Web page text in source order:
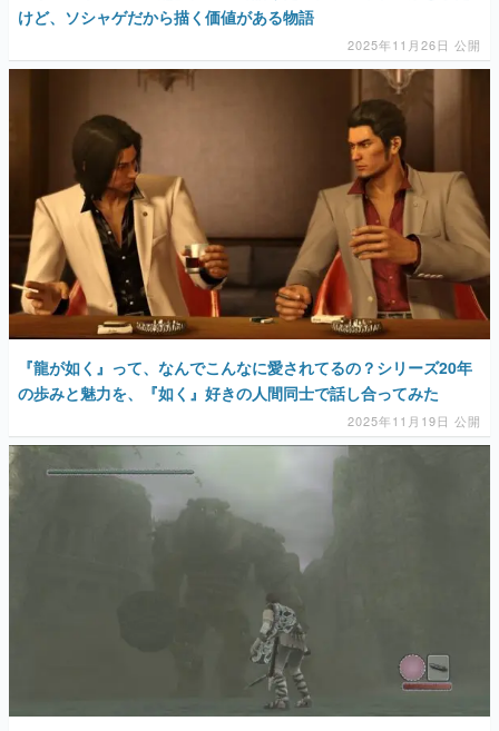
けど、ソシャゲだから描く価値がある物語
2025年11月26日 公開
『龍が如く』って、なんでこんなに愛されてるの？シリーズ20年
の歩みと魅力を、『如く』好きの人間同士で話し合ってみた
2025年11月19日 公開